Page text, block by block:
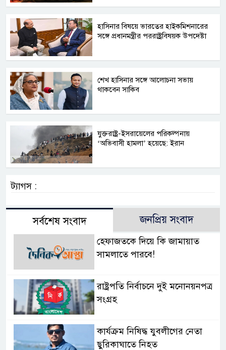
হাসিনার বিষয়ে ভারতের হাইকমিশনারের
সঙ্গে প্রধানমন্ত্রীর পররাষ্ট্রবিষয়ক উপদেষ্টা
শেখ হাসিনার সঙ্গে আলোচনা সভায়
থাকবেন সাকিব
যুক্তরাষ্ট্র-ইসরায়েলের পরিকল্পনায়
‘অভিবাসী হামলা’ হয়েছে: ইরান
ট্যাগস :
সর্বশেষ সংবাদ জনপ্রিয় সংবাদ
হেফাজতকে দিয়ে কি জামায়াত
সামলাতে পারবে!
রাষ্ট্রপতি নির্বাচনে দুই মনোনয়নপত্র
সংগ্রহ
কার্যক্রম নিষিদ্ধ যুবলীগের নেতা
ছুরিকাঘাতে নিহত